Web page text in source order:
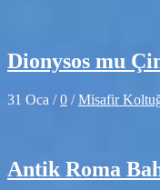
Dionysos mu
31 Oca / 0 / Misafir
Antik Roma